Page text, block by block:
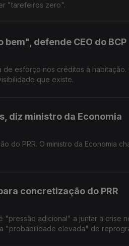
"tarefeiros zero".
defende CEO do BCP
esforço nos créditos à habitação.
que existe.
diz ministro da Economia
do PRR. O ministro da Economia
concretização do PRR
adicional" a juntar à crise
"probabilidade elevada" de